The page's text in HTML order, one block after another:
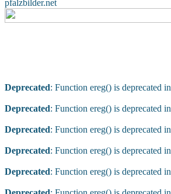
pfalzbilder.net
Deprecated: Function ereg() is deprecated in
Deprecated: Function ereg() is deprecated in
Deprecated: Function ereg() is deprecated in
Deprecated: Function ereg() is deprecated in
Deprecated: Function ereg() is deprecated in